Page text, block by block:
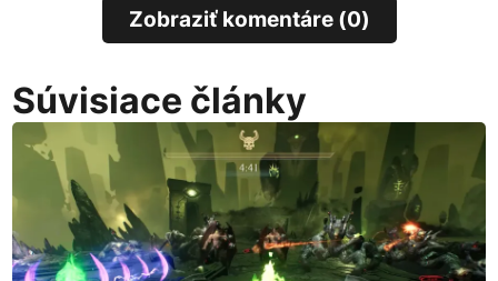
Zobraziť komentáre (0)
Súvisiace články